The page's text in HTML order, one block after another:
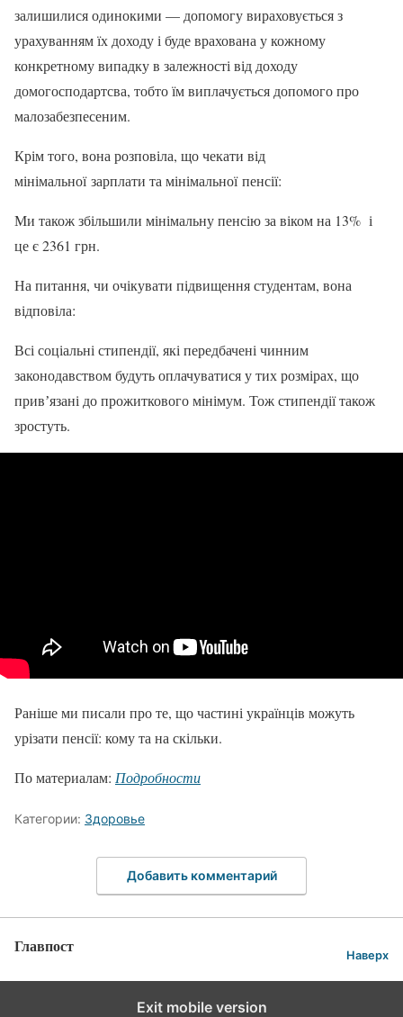
залишилися одинокими — допомогу вираховується з
урахуванням їх доходу і буде врахована у кожному
конкретному випадку в залежності від доходу
домогосподартсва, тобто їм виплачується допомого про
малозабезпесеним.
Крім того, вона розповіла, що чекати від
мінімальної зарплати та мінімальної пенсії:
Ми також збільшили мінімальну пенсію за віком на 13% і
це є 2361 грн.
На питання, чи очікувати підвищення студентам, вона
відповіла:
Всі соціальні стипендії, які передбачені чинним
законодавством будуть оплачуватися у тих розмірах, що
привʼязані до прожиткового мінімум. Тож стипендії також
зростуть.
Раніше ми писали про те, що частині українців можуть
урізати пенсії: кому та на скільки.
По материалам: Подробности
Категории: Здоровье
Добавить комментарий
Главпост Наверх
Exit mobile version